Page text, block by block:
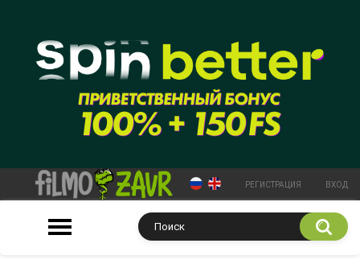
РЕГИСТРАЦИЯ ВХОД